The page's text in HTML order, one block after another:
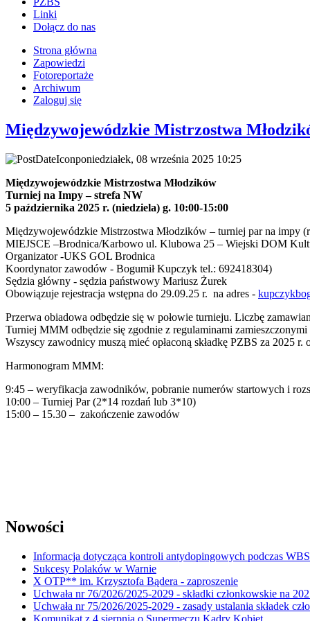
Linki
Dołącz do nas
Strona główna
Zapowiedzi
Fotoreportaże
Archiwum
Zaloguj się
Międzywojewódzkie Mistrzostwa
poniedziałek, 08 września 2025 10:25
Międzywojewódzkie Mistrzostwa Młodzików
Turniej na Impy – strefa NW
5 października 2025 r. (niedziela) g. 10:00-15:00
Międzywojewódzkie Mistrzostwa Młodzików – turniej par na impy
MIEJSCE –Brodnica/Karbowo ul. Klubowa 25 – Wiejski DOM
Organizator -UKS GOL Brodnica
Koordynator zawodów - Bogumił Kupczyk tel.: 692418304)
Sędzia główny - sędzia państwowy Mariusz Żurek
Obowiązuje rejestracja wstępna do 29.09.25 r. na adres -
Przerwa obiadowa odbędzie się w połowie turnieju. Liczbę
Turniej MMM odbędzie się zgodnie z regulaminami
Wszyscy zawodnicy muszą mieć opłaconą składkę PZBS za 2025 r.
Harmonogram MMM:
9:45 – weryfikacja zawodników, pobranie numerów startowych i
10:00 – Turniej Par (2*14 rozdań lub 3*10)
15:00 – 15.30 – zakończenie zawodów
Nowości
Informacja dotycząca kontroli antydopingowych podczas
Sukcesy Polaków w Warnie
X OTP** im. Krzysztofa Bądera - zaproszenie
Uchwała nr 76/2026/2025-2029 - składki członkowskie na
Uchwała nr 75/2026/2025-2029 - zasady ustalania składek
Komunikat z 4 sierpnia o Supermeczu Kadry Kobiet